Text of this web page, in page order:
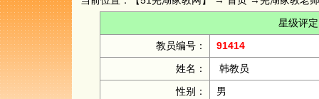
星级评定
教员编号：
91414
姓名：
韩教员
性别：
男